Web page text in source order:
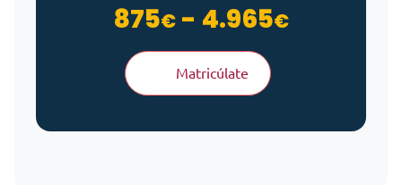
875€ - 4.965€Rango
Matricúlate